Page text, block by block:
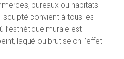
bureaux ou habitats
sculpté convient à tous les
l’esthétique murale est
laqué ou brut selon l’effet